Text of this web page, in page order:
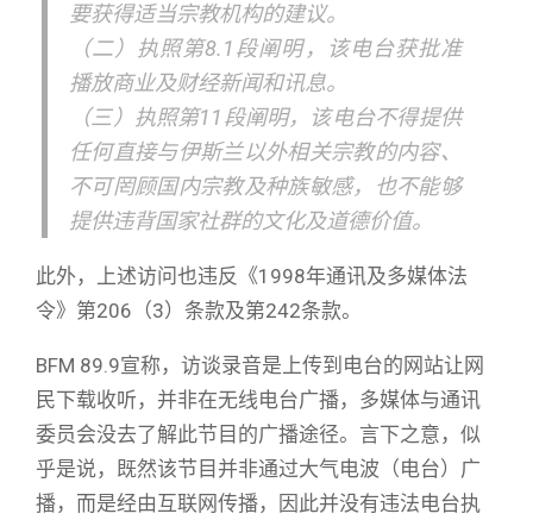
要获得适当宗教机构的建议。
（二）执照第8.1段阐明，该电台获批准
播放商业及财经新闻和讯息。
（三）执照第11段阐明，该电台不得提供
任何直接与伊斯兰以外相关宗教的内容、
不可罔顾国内宗教及种族敏感，也不能够
提供违背国家社群的文化及道德价值。
此外，上述访问也违反《1998年通讯及多媒体法
令》第206（3）条款及第242条款。
BFM 89.9宣称，访谈录音是上传到电台的网站让网
民下载收听，并非在无线电台广播，多媒体与通讯
委员会没去了解此节目的广播途径。言下之意，似
乎是说，既然该节目并非通过大气电波（电台）广
播，而是经由互联网传播，因此并没有违法电台执